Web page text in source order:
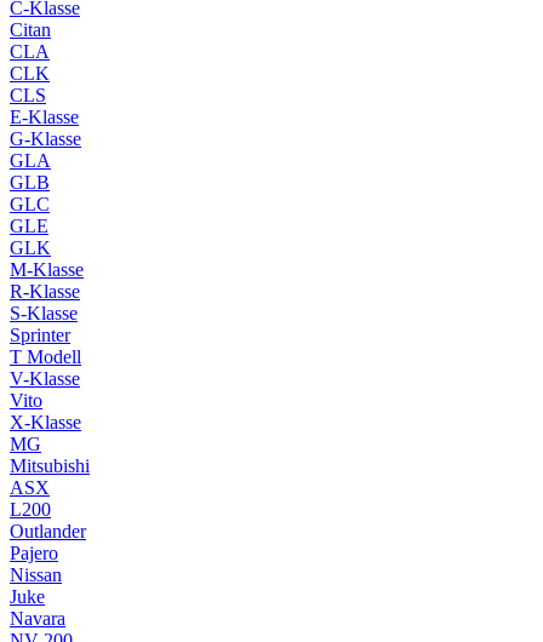
C-Klasse
Citan
CLA
CLK
CLS
E-Klasse
G-Klasse
GLA
GLB
GLC
GLE
GLK
M-Klasse
R-Klasse
S-Klasse
Sprinter
T Modell
V-Klasse
Vito
X-Klasse
MG
Mitsubishi
ASX
L200
Outlander
Pajero
Nissan
Juke
Navara